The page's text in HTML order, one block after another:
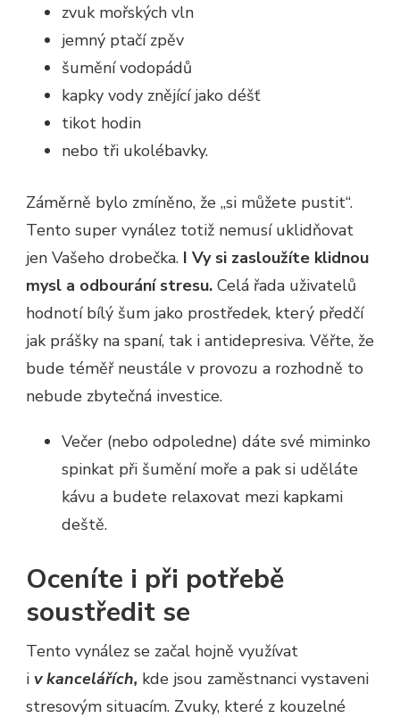
zvuk mořských vln
jemný ptačí zpěv
šumění vodopádů
kapky vody znějící jako déšť
tikot hodin
nebo tři ukolébavky.
Záměrně bylo zmíněno, že „si můžete pustit“.
Tento super vynález totiž nemusí uklidňovat
jen Vašeho drobečka. I Vy si zasloužíte klidnou
mysl a odbourání stresu. Celá řada uživatelů
hodnotí bílý šum jako prostředek, který předčí
jak prášky na spaní, tak i antidepresiva. Věřte, že
bude téměř neustále v provozu a rozhodně to
nebude zbytečná investice.
Večer (nebo odpoledne) dáte své miminko
spinkat při šumění moře a pak si uděláte
kávu a budete relaxovat mezi kapkami
deště.
Oceníte i při potřebě
soustředit se
Tento vynález se začal hojně využívat
i v kancelářích, kde jsou zaměstnanci vystaveni
stresovým situacím. Zvuky, které z kouzelné